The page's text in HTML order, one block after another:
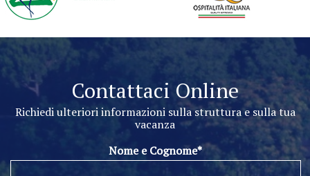
Contattaci Online
Richiedi ulteriori informazioni sulla struttura e sulla tua
vacanza
Nome e Cognome*